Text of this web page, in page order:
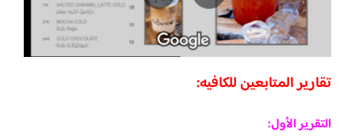
تقارير المتابعين للكافيه:
التقرير الأول: